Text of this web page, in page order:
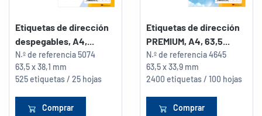
Etiquetas de dirección
despegables, A4,...
N.º de referencia5074
63,5 x 38,1 mm
525 etiquetas / 25 hojas
Comprar
Etiquetas de dirección
PREMIUM, A4, 63,5...
N.º de referencia4645
63,5 x 33,9 mm
2400 etiquetas / 100 hojas
Comprar